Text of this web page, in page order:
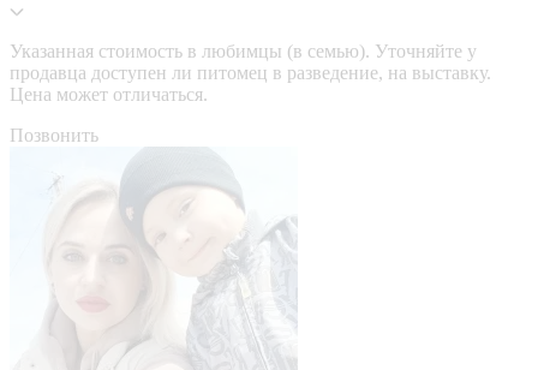
Указанная стоимость в любимцы (в семью). Уточняйте у
продавца доступен ли питомец в разведение, на выставку.
Цена может отличаться.
Позвонить